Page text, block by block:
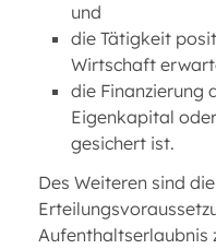
und
die Tätigkeit
Wirtschaft
die Finanzierung
Eigenkapital
gesichert ist.
Des Weiteren sind
Aufenthaltserlaubnis